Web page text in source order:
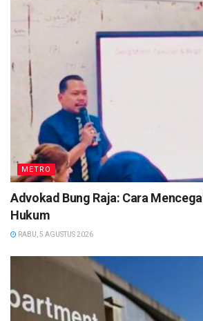
METRO
Advokad Bung Raja: Cara
Hukum
RABU, 5 AGUSTUS 2026